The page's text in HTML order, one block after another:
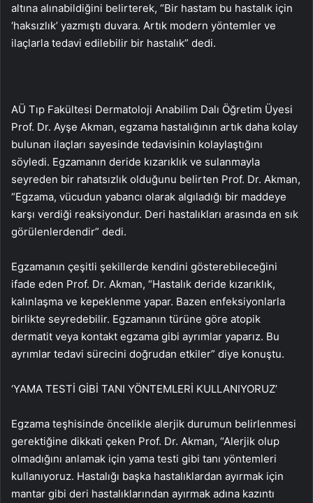
altına alınabildiğini belirterek, “Bir hastam bu hastalık için
‘haksızlık’ yazmıştı duvara. Artık modern yöntemler ve
ilaçlarla tedavi edilebilir bir hastalık” dedi.
AÜ Tıp Fakültesi Dermatoloji Anabilim Dalı Öğretim Üyesi
Prof. Dr. Ayşe Akman, egzama hastalığının artık daha kolay
bulunan ilaçları sayesinde tedavisinin kolaylaştığını
söyledi. Egzamanın deride kızarıklık ve sulanmayla
seyreden bir rahatsızlık olduğunu belirten Prof. Dr. Akman,
“Egzama, vücudun yabancı olarak algıladığı bir maddeye
karşı verdiği reaksiyondur. Deri hastalıkları arasında en sık
görülenlerdendir” dedi.
Egzamanın çeşitli şekillerde kendini gösterebileceğini
ifade eden Prof. Dr. Akman, “Hastalık deride kızarıklık,
kalınlaşma ve kepeklenme yapar. Bazen enfeksiyonlarla
birlikte seyredebilir. Egzamanın türüne göre atopik
dermatit veya kontakt egzama gibi ayrımlar yaparız. Bu
ayrımlar tedavi sürecini doğrudan etkiler” diye konuştu.
‘YAMA TESTİ GİBİ TANI YÖNTEMLERİ KULLANIYORUZ’
Egzama teşhisinde öncelikle alerjik durumun belirlenmesi
gerektiğine dikkati çeken Prof. Dr. Akman, “Alerjik olup
olmadığını anlamak için yama testi gibi tanı yöntemleri
kullanıyoruz. Hastalığı başka hastalıklardan ayırmak için
mantar gibi deri hastalıklarından ayırmak adına kazıntı